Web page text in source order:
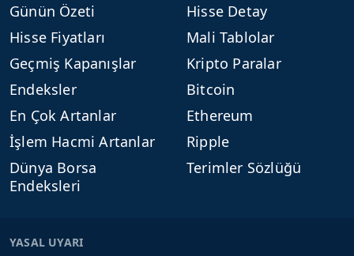
Günün Özeti
Hisse Fiyatları
Geçmiş Kapanışlar
Endeksler
En Çok Artanlar
İşlem Hacmi Artanlar
Dünya Borsa
Endeksleri
Hisse Detay
Mali Tablolar
Kripto Paralar
Bitcoin
Ethereum
Ripple
Terimler Sözlüğü
YASAL UYARI